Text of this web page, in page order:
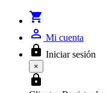
shopping_cart
person_outline Mi cuenta
lock Iniciar sesión
×
lock